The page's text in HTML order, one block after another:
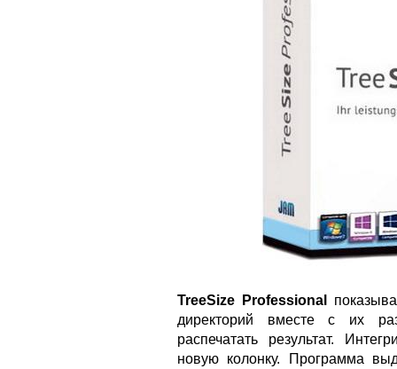
TreeSize Professional
директорий вместе с их
распечатать результат.
новую колонку. Программа